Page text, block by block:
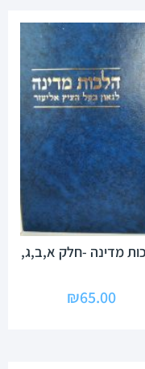
מדינה -חלק א,ב,ג,
₪65.00